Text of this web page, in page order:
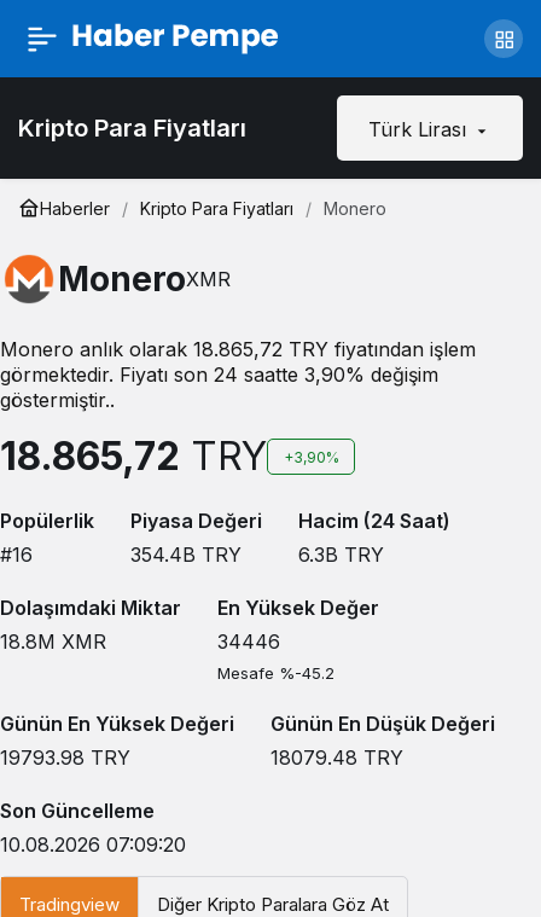
Kripto Para Fiyatları Türk Lirası
Haberler Kripto Para Fiyatları Monero
MoneroXMR
Monero anlık olarak 18.865,72 TRY fiyatından işlem
görmektedir. Fiyatı son 24 saatte 3,90% değişim
göstermiştir..
18.865,72 TRY +3,90%
Popülerlik
#16
Piyasa Değeri
354.4B TRY
Hacim (24 Saat)
6.3B TRY
Dolaşımdaki Miktar
18.8M XMR
En Yüksek Değer
34446
Mesafe %-45.2
Günün En Yüksek Değeri
19793.98 TRY
Günün En Düşük Değeri
18079.48 TRY
Son Güncelleme
10.08.2026 07:09:20
Tradingview Diğer Kripto Paralara Göz At